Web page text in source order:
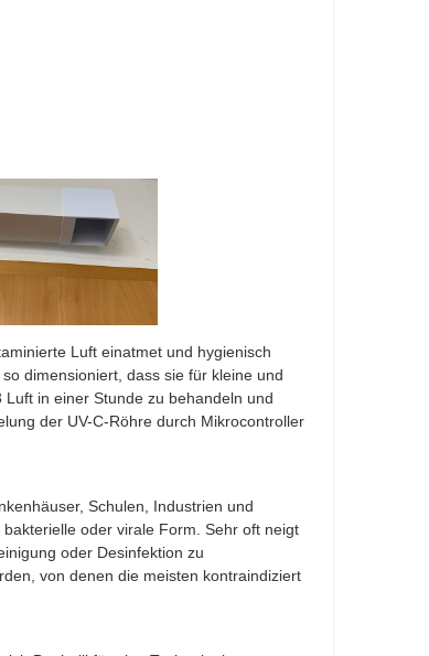
Luft einatmet und hygienisch
dimensioniert, dass sie für kleine und
in einer Stunde zu behandeln und
der UV-C-Röhre durch Mikrocontroller
Schulen, Industrien und
oder virale Form. Sehr oft neigt
oder Desinfektion zu
von denen die meisten kontraindiziert